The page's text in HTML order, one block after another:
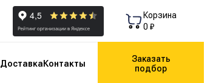
Корзина
0 ₽
ДоставкаКонтакты
Заказать
подбор